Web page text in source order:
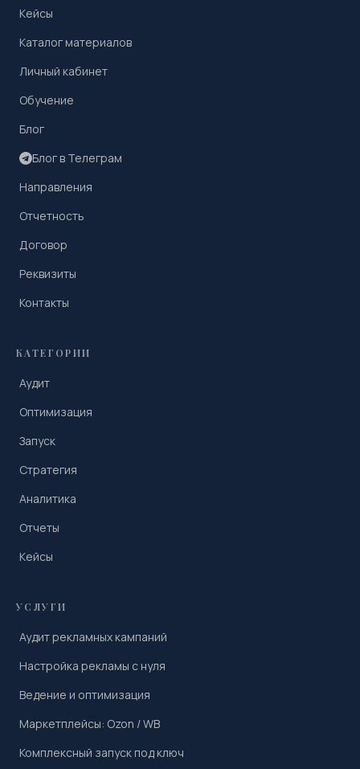
Кейсы
Каталог материалов
Личный кабинет
Обучение
Блог
Блог в Телеграм
Направления
Отчетность
Договор
Реквизиты
Контакты
КАТЕГОРИИ
Аудит
Оптимизация
Запуск
Стратегия
Аналитика
Отчеты
Кейсы
УСЛУГИ
Аудит рекламных кампаний
Настройка рекламы с нуля
Ведение и оптимизация
Маркетплейсы: Ozon / WB
Комплексный запуск под ключ